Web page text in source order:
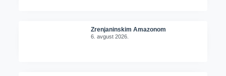
Zrenjaninskim Amazonom
6. avgust 2026.